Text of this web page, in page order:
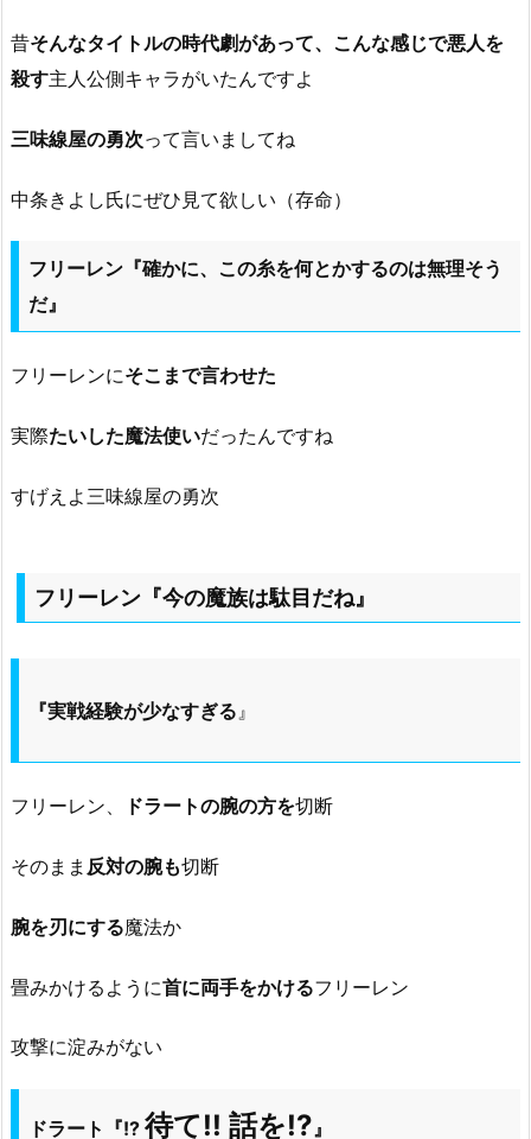
昔そんなタイトルの時代劇があって、こんな感じで悪人を
殺す主人公側キャラがいたんですよ
三味線屋の勇次って言いましてね
中条きよし氏にぜひ見て欲しい（存命）
フリーレン『確かに、この糸を何とかするのは無理そう
だ』
フリーレンにそこまで言わせた
実際たいした魔法使いだったんですね
すげえよ三味線屋の勇次
フリーレン『今の魔族は駄目だね』
『実戦経験が少なすぎる 』
フリーレン、 ドラートの腕の方を切断
そのまま 反対の腕も切断
腕を刃にする魔法か
畳みかけるように首に両手をかけるフリーレン
攻撃に淀みがない
ドラート『!? 待て!! 話を!?』